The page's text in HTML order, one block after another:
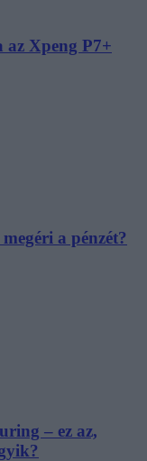
az Xpeng P7+
a pénzét?
– ez az,